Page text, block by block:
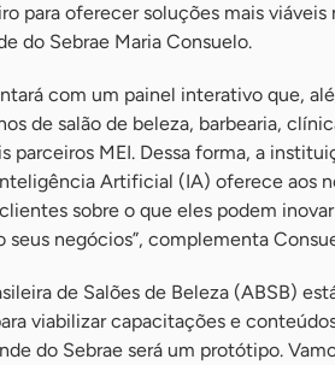
para oferecer soluções mais viáveis
do Sebrae Maria Consuelo.
com um painel interativo que,
de salão de beleza, barbearia,
parceiros MEI. Dessa forma, a
Artificial (IA) oferece aos
sobre o que eles podem
negócios”, complementa
de Salões de Beleza (ABSB)
viabilizar capacitações e
do Sebrae será um protótipo.